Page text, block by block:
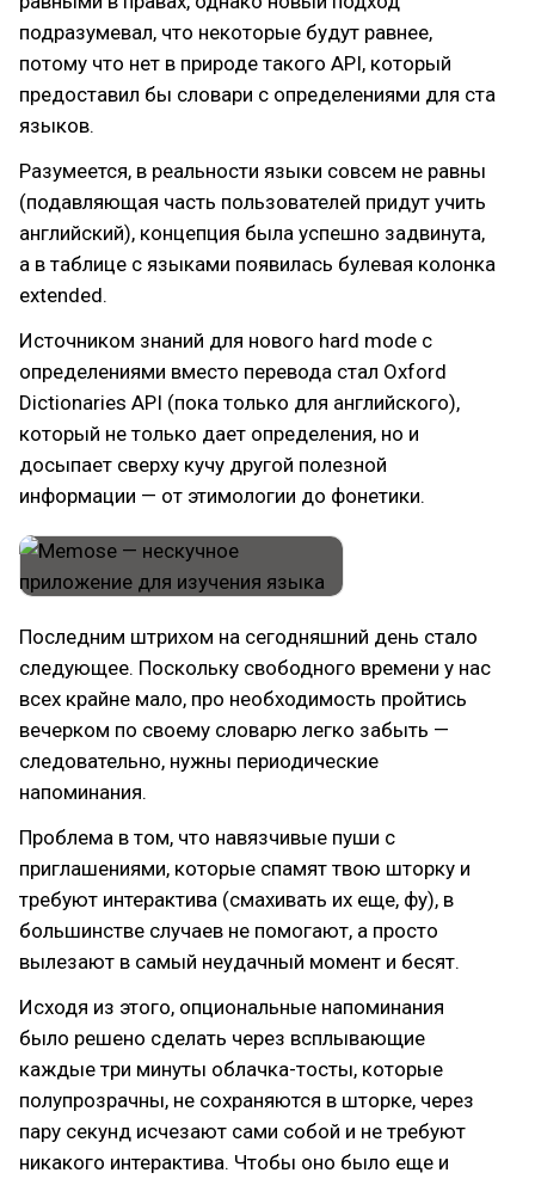
подразумевал, что некоторые будут равнее,
потому что нет в природе такого API, который
предоставил бы словари с определениями для ста
языков.
Разумеется, в реальности языки совсем не равны
(подавляющая часть пользователей придут учить
английский), концепция была успешно задвинута,
а в таблице с языками появилась булевая колонка
extended.
Источником знаний для нового hard mode с
определениями вместо перевода стал Oxford
Dictionaries API (пока только для английского),
который не только дает определения, но и
досыпает сверху кучу другой полезной
информации — от этимологии до фонетики.
Последним штрихом на сегодняшний день стало
следующее. Поскольку свободного времени у нас
всех крайне мало, про необходимость пройтись
вечерком по своему словарю легко забыть —
следовательно, нужны периодические
напоминания.
Проблема в том, что навязчивые пуши с
приглашениями, которые спамят твою шторку и
требуют интерактива (смахивать их еще, фу), в
большинстве случаев не помогают, а просто
вылезают в самый неудачный момент и бесят.
Исходя из этого, опциональные напоминания
было решено сделать через всплывающие
каждые три минуты облачка-тосты, которые
полупрозрачны, не сохраняются в шторке, через
пару секунд исчезают сами собой и не требуют
никакого интерактива. Чтобы оно было еще и